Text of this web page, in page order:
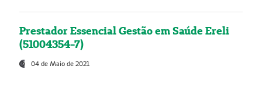
Prestador Essencial Gestão em Saúde Ereli
(51004354-7)
04 de Maio de 2021